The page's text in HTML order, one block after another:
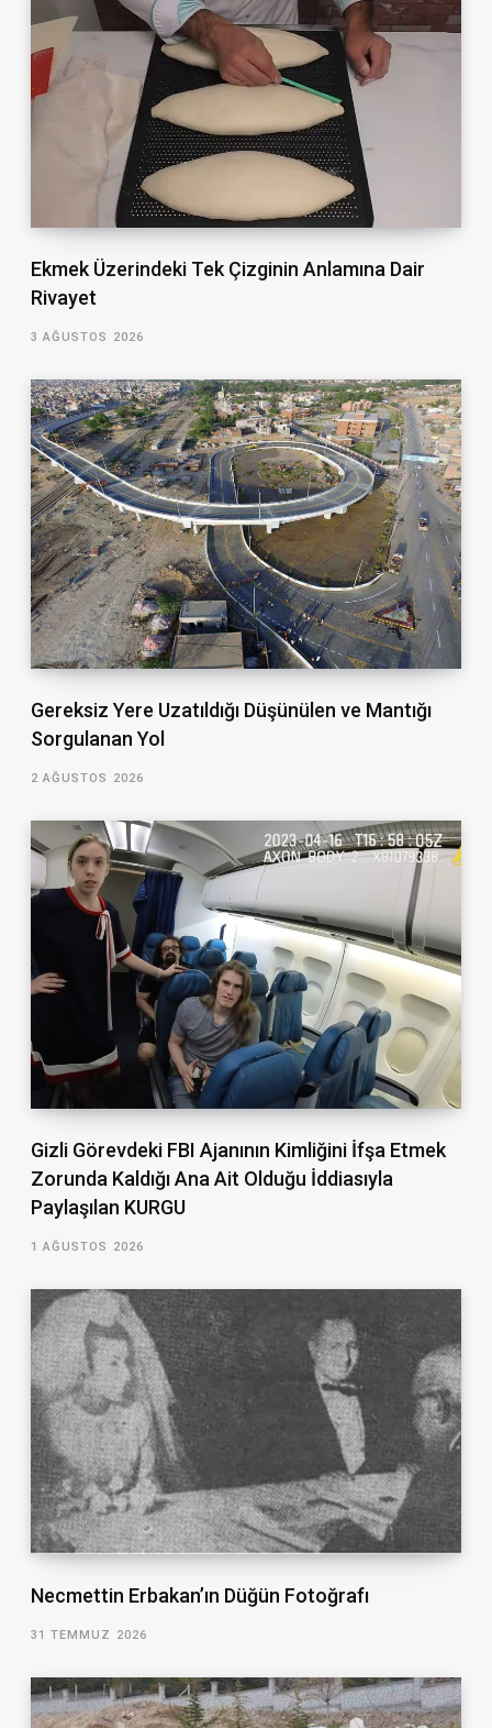
Ekmek Üzerindeki Tek Çizginin Anlamına Dair
Rivayet
3 AĞUSTOS 2026
Gereksiz Yere Uzatıldığı Düşünülen ve Mantığı
Sorgulanan Yol
2 AĞUSTOS 2026
Gizli Görevdeki FBI Ajanının Kimliğini İfşa Etmek
Zorunda Kaldığı Ana Ait Olduğu İddiasıyla
Paylaşılan KURGU
1 AĞUSTOS 2026
Necmettin Erbakan’ın Düğün Fotoğrafı
31 TEMMUZ 2026